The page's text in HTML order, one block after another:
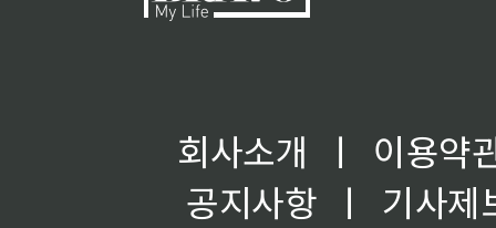
회사소개 ㅣ
이용약
공지사항
ㅣ
기사제